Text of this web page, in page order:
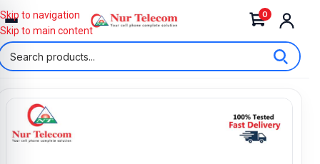
0
Skip to navigation
Skip to main content